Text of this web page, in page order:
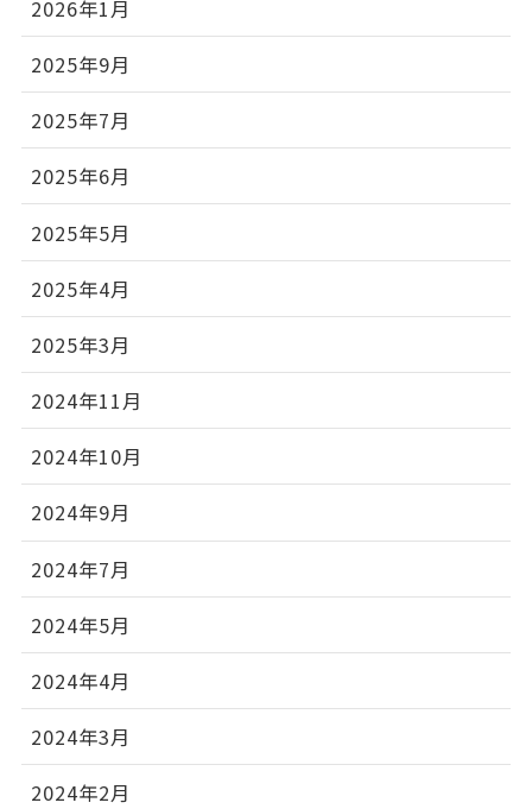
2026年1月
2025年9月
2025年7月
2025年6月
2025年5月
2025年4月
2025年3月
2024年11月
2024年10月
2024年9月
2024年7月
2024年5月
2024年4月
2024年3月
2024年2月